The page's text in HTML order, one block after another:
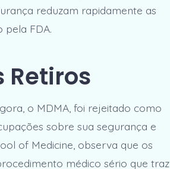
reduzam rapidamente as
pela FDA.
Retiros
o MDMA, foi rejeitado como
sobre sua segurança e
of Medicine, observa que os
médico sério que traz